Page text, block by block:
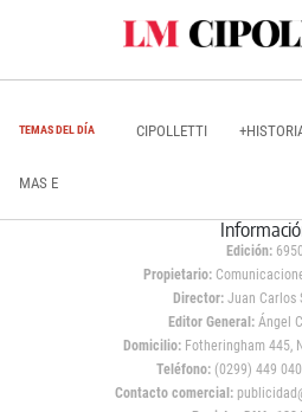
TEMAS DEL DÍA CIPOLLETTI
MAS E
Edición: 6950
Propietario:
Director: Juan Carlos
Editor General:Ángel
Domicilio:Fotheringham 445,
Teléfono: (0299) 449
Contacto comercial: